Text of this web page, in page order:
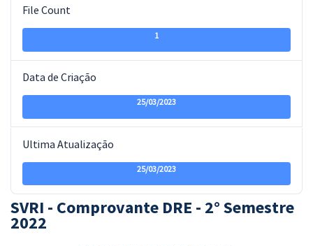
File Count
1
Data de Criação
25/03/2023
Ultima Atualização
25/03/2023
SVRI - Comprovante DRE - 2° Semestre
2022